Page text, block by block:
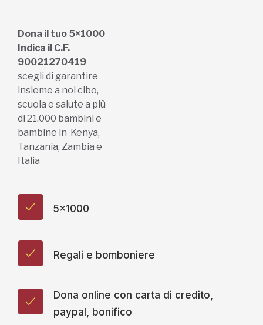
Dona il tuo 5×1000
Indica il C.F.
90021270419
scegli di garantire
insieme a noi cibo,
scuola e salute a più
di 21.000 bambini e
bambine in Kenya,
Tanzania, Zambia e
Italia
5x1000
Regali e bomboniere
Dona online con carta di credito,
paypal, bonifico